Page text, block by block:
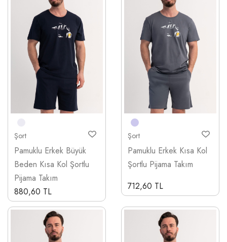
Şort
Pamuklu Erkek Büyük
Beden Kısa Kol Şortlu
Pijama Takım
880,60 TL
Şort
Pamuklu Erkek Kısa Kol
Şortlu Pijama Takım
712,60 TL